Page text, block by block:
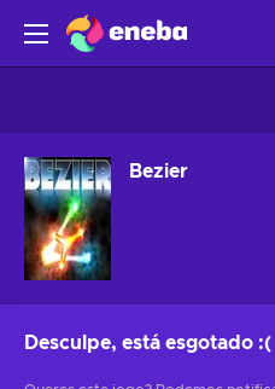
Bezier
Desculpe, está esgotado :(